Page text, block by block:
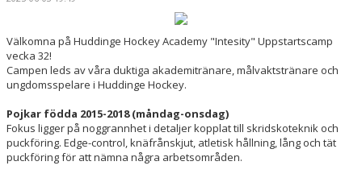
Välkomna på Huddinge Hockey Academy "Intesity" Uppstartscamp
vecka 32!
Campen leds av våra duktiga akademitränare, målvaktstränare och
ungdomsspelare i Huddinge Hockey.
Pojkar födda 2015-2018 (måndag-onsdag)
Fokus ligger på noggrannhet i detaljer kopplat till skridskoteknik och
puckföring. Edge-control, knäfrånskjut, atletisk hållning, lång och tät
puckföring för att nämna några arbetsområden.